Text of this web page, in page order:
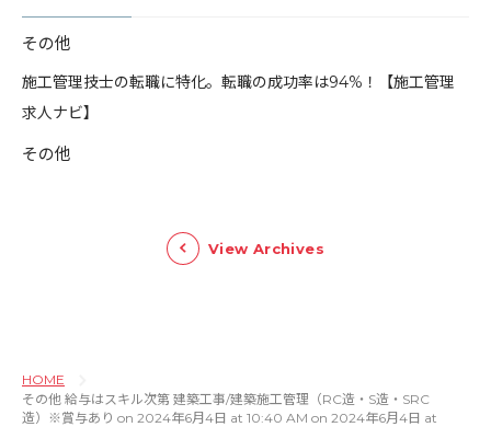
その他
​施工管理技士の転職に特化。転職の成功率は94%！【施工管理
求人ナビ】
その他
View Archives
HOME
その他 給与はスキル次第 建築工事/建築施工管理（RC造・S造・SRC
造）※賞与あり on 2024年6月4日 at 10:40 AM on 2024年6月4日 at